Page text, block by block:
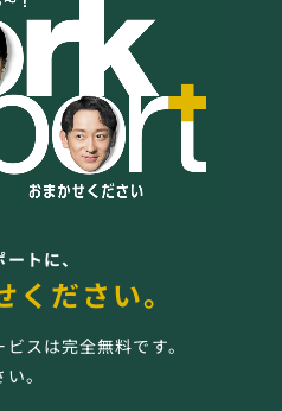
トに、
ください。
スは完全無料です。
。